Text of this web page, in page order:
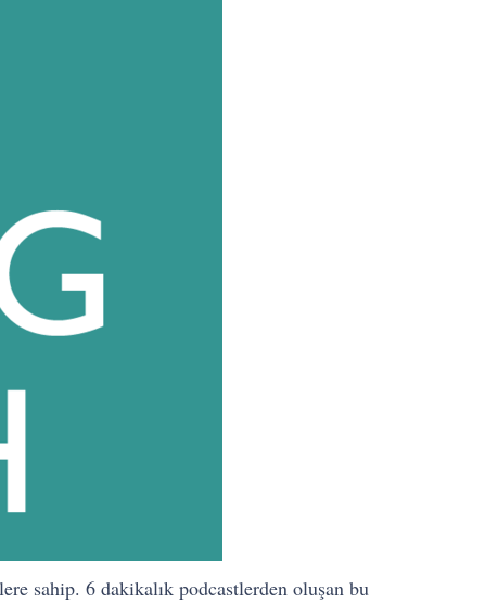
sahip. 6 dakikalık podcastlerden oluşan bu